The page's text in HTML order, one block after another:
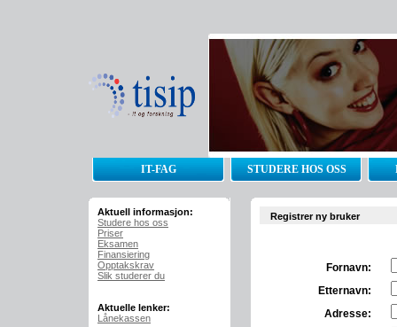
IT-FAG STUDERE HOS OSS
Aktuell informasjon:
Studere hos oss
Priser
Eksamen
Finansiering
Opptakskrav
Slik studerer du
Aktuelle lenker:
Lånekassen
Registrer ny bruker
Fornavn:
Etternavn:
Adresse: